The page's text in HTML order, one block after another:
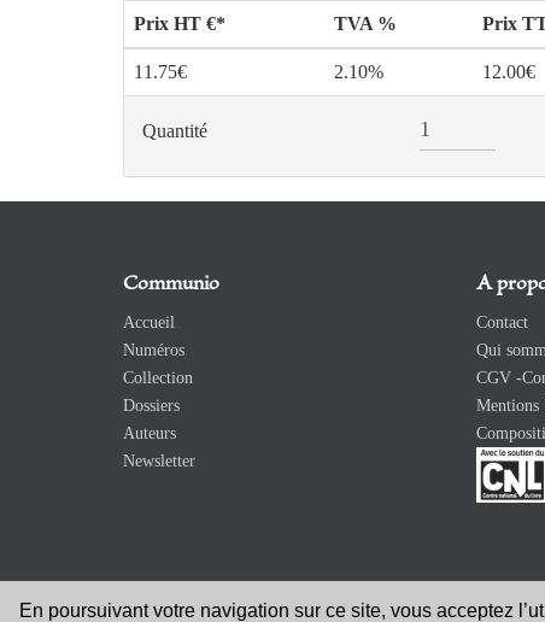
En poursuivant votre navigation sur ce site, vous acceptez
Prix HT €* TVA % Prix
11.75€ 2.10% 12.00€
Quantité
Communio
Accueil
Numéros
Collection
Dossiers
Auteurs
Newsletter
A
Contact
Qui
CGV -
Mentions
Copyright